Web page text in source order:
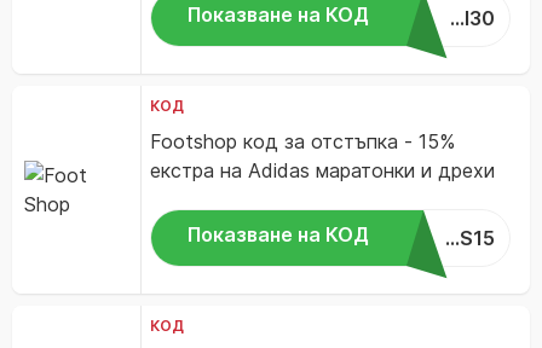
Показване на КОД ...I30
КОД
Footshop код за отстъпка - 15%
екстра на Adidas маратонки и дрехи
Показване на КОД ...S15
КОД